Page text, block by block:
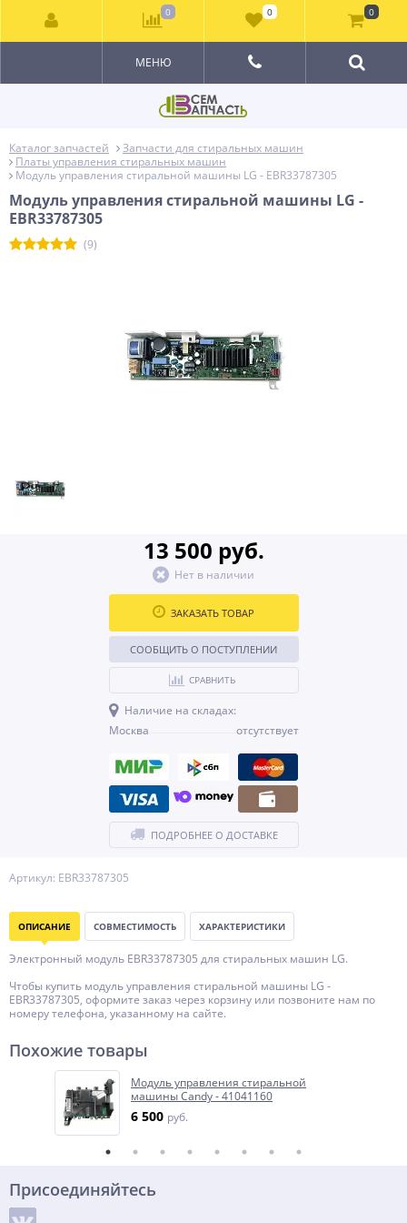
МЕНЮ
Каталог запчастей
Запчасти для стиральных машин
Платы управления стиральных машин
Модуль управления стиральной машины LG - EBR33787305
Модуль управления стиральной машины LG -
EBR33787305
(9)
Артикул: EBR33787305
13 500 руб.
Нет в наличии
ЗАКАЗАТЬ ТОВАР
СООБЩИТЬ О ПОСТУПЛЕНИИ
СРАВНИТЬ
Наличие на складах:
Москва
отсутствует
ПОДРОБНЕЕ О ДОСТАВКЕ
ОПИСАНИЕ СОВМЕСТИМОСТЬ ХАРАКТЕРИСТИКИ
Электронный модуль EBR33787305 для стиральных машин LG.
Чтобы купить модуль управления стиральной машины LG -
EBR33787305, оформите заказ через корзину или позвоните нам по
номеру телефона, указанному на сайте.
Похожие товары
Модуль управления стиральной
машины Candy - 41041160
6 500 руб.
Присоединяйтесь
0 0 0